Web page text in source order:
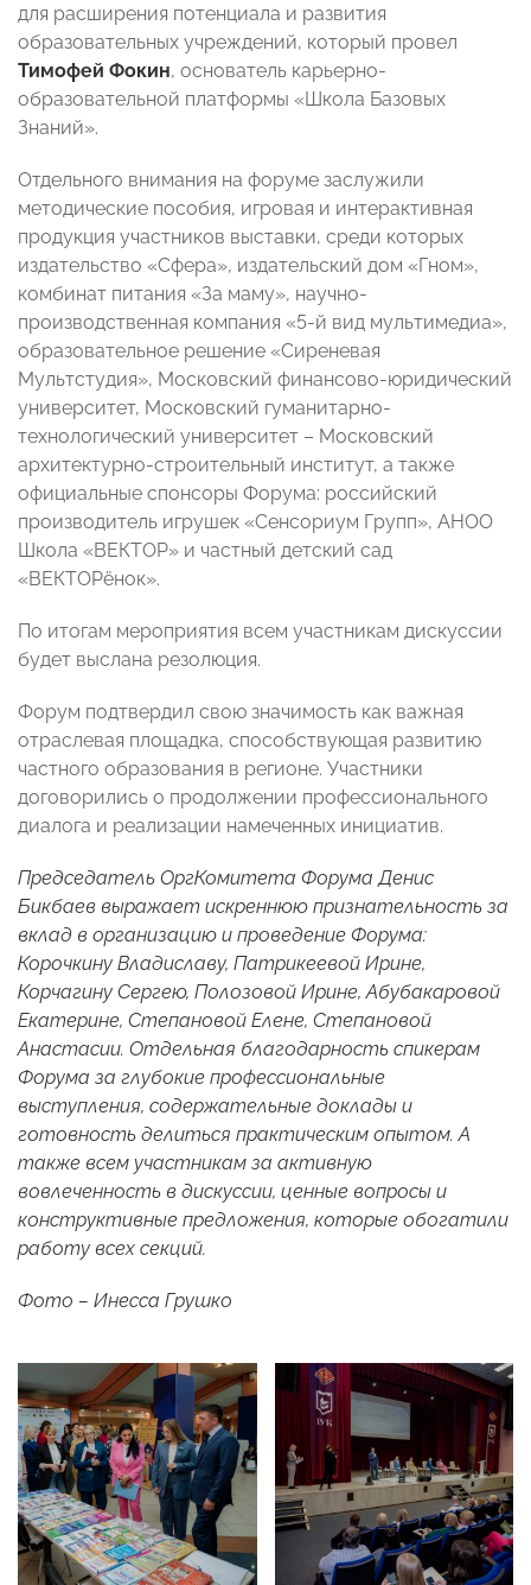
для расширения потенциала и развития
образовательных учреждений, который провел
Тимофей Фокин, основатель карьерно-
образовательной платформы «Школа Базовых
Знаний».
Отдельного внимания на форуме заслужили
методические пособия, игровая и интерактивная
продукция участников выставки, среди которых
издательство «Сфера», издательский дом «Гном»,
комбинат питания «За маму», научно-
производственная компания «5-й вид мультимедиа»,
образовательное решение «Сиреневая
Мультстудия», Московский финансово-юридический
университет, Московский гуманитарно-
технологический университет – Московский
архитектурно-строительный институт, а также
официальные спонсоры Форума: российский
производитель игрушек «Сенсориум Групп», АНОО
Школа «ВЕКТОР» и частный детский сад
«ВЕКТОРёнок».
По итогам мероприятия всем участникам дискуссии
будет выслана резолюция.
Форум подтвердил свою значимость как важная
отраслевая площадка, способствующая развитию
частного образования в регионе. Участники
договорились о продолжении профессионального
диалога и реализации намеченных инициатив.
Председатель ОргКомитета Форума Денис
Бикбаев выражает искреннюю признательность за
вклад в организацию и проведение Форума:
Корочкину Владиславу, Патрикеевой Ирине,
Корчагину Сергею, Полозовой Ирине, Абубакаровой
Екатерине, Степановой Елене, Степановой
Анастасии. Отдельная благодарность спикерам
Форума за глубокие профессиональные
выступления, содержательные доклады и
готовность делиться практическим опытом. А
также всем участникам за активную
вовлеченность в дискуссии, ценные вопросы и
конструктивные предложения, которые обогатили
работу всех секций.
Фото – Инесса Грушко